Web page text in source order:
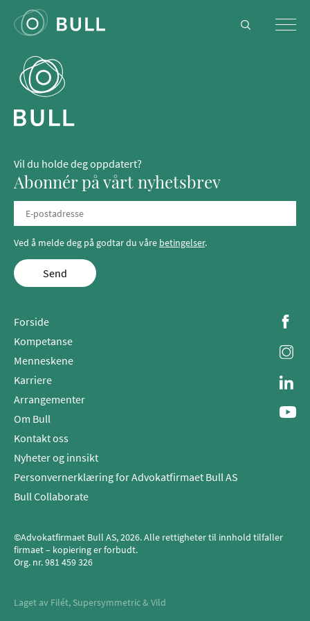
Vil du holde deg oppdatert?
Abonnér på vårt nyhetsbrev
Ved å melde deg på godtar du våre betingelser.
Send
Forside
Kompetanse
Menneskene
Karriere
Arrangementer
Om Bull
Kontakt oss
Nyheter og innsikt
Personvernerklæring for Advokatfirmaet Bull AS
Bull Collaborate
©Advokatfirmaet Bull AS, 2026. Alle rettigheter til innhold tilfaller
firmaet – kopiering er forbudt.
Org. nr.981 459 326
Laget av Filét, Supersymmetric& Vild